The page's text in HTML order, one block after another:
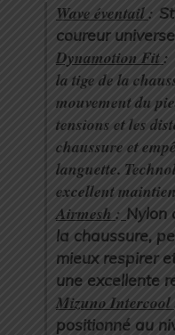
Wave éventail:
coureur
Dynamotion Fit :
la tige de la
mouvement du
tensions et les
chaussure et
languette.
excellent
Airmesh : Nylon
la chaussure,
mieux respirer
une excellente
Mizuno Intercool
positionné au